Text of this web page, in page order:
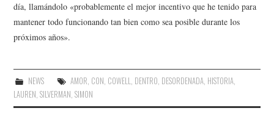
día, llamándolo «probablemente el mejor incentivo que he tenido para
mantener todo funcionando tan bien como sea posible durante los
próximos años».
NEWS AMOR, CON, COWELL, DENTRO, DESORDENADA, HISTORIA,
LAUREN,SILVERMAN,SIMON